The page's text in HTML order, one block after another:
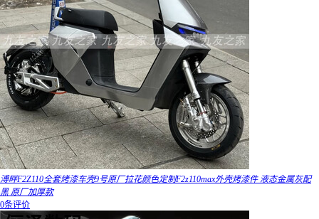
溥畔F2Z110全套烤漆车壳9号原厂拉花颜色定制F2z110max外壳烤漆件 液态金属灰配
黑 原厂加厚款
0条评价